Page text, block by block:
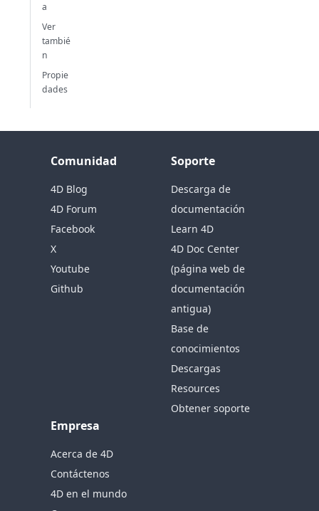
a
Ver
tambié
n
Propie
dades
Comunidad
4D Blog
4D Forum
Facebook
X
Youtube
Github
Soporte
Descarga de
documentación
Learn 4D
4D Doc Center
(página web de
documentación
antigua)
Base de
conocimientos
Descargas
Resources
Obtener soporte
Empresa
Acerca de 4D
Contáctenos
4D en el mundo